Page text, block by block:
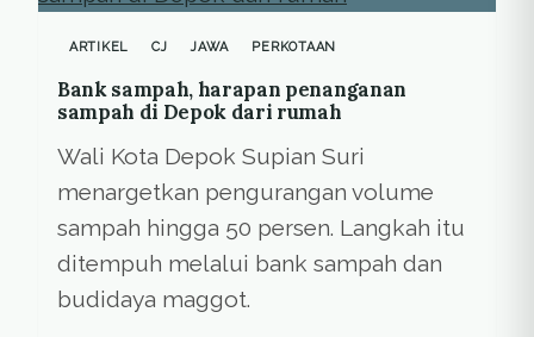
ARTIKEL CJ JAWA PERKOTAAN
Bank sampah, harapan penanganan
sampah di Depok dari rumah
Wali Kota Depok Supian Suri
menargetkan pengurangan volume
sampah hingga 50 persen. Langkah itu
ditempuh melalui bank sampah dan
budidaya maggot.